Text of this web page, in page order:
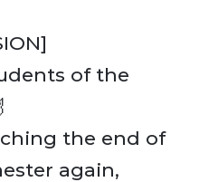
of the
the end of
again,